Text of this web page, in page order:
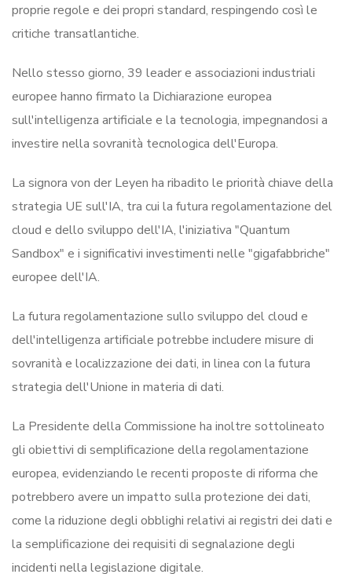
proprie regole e dei propri standard, respingendo così le
critiche transatlantiche.
Nello stesso giorno, 39 leader e associazioni industriali
europee hanno firmato la Dichiarazione europea
sull'intelligenza artificiale e la tecnologia, impegnandosi a
investire nella sovranità tecnologica dell'Europa.
La signora von der Leyen ha ribadito le priorità chiave della
strategia UE sull'IA, tra cui la futura regolamentazione del
cloud e dello sviluppo dell'IA, l'iniziativa "Quantum
Sandbox" e i significativi investimenti nelle "gigafabbriche"
europee dell'IA.
La futura regolamentazione sullo sviluppo del cloud e
dell'intelligenza artificiale potrebbe includere misure di
sovranità e localizzazione dei dati, in linea con la futura
strategia dell'Unione in materia di dati.
La Presidente della Commissione ha inoltre sottolineato
gli obiettivi di semplificazione della regolamentazione
europea, evidenziando le recenti proposte di riforma che
potrebbero avere un impatto sulla protezione dei dati,
come la riduzione degli obblighi relativi ai registri dei dati e
la semplificazione dei requisiti di segnalazione degli
incidenti nella legislazione digitale.